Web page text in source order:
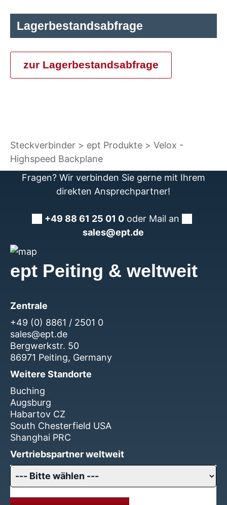
Lagerbestandsabfrage
zur Lagerbestandsabfrage
Steckverbinder ept Produkte
Velox -
Highspeed Backplane
Fragen? Wir verbinden Sie gerne mit Ihrem
direkten Ansprechpartner!
+49 88 61 25 01 0 oder Mail an
sales@ept.de
ept Peiting & weltweit
Zentrale
+49 (0) 8861 / 2501 0
sales@ept.de
Bergwerkstr. 50
86971 Peiting, Germany
Weitere Standorte
Buching
Augsburg
Habartov CZ
South Chesterfield USA
Shanghai PRC
Vertriebspartner weltweit